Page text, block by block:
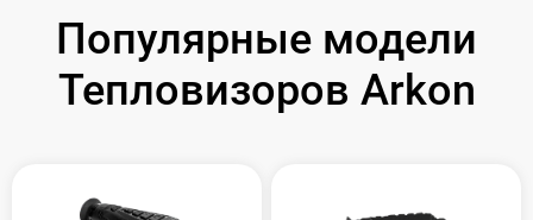
Популярные модели
Тепловизоров Arkon